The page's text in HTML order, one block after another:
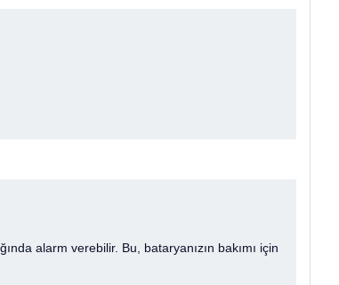
alarm verebilir. Bu, bataryanızın bakımı için